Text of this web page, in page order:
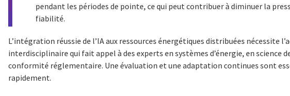
pendant les périodes de pointe, ce qui peut contribuer à diminuer la
fiabilité.
L’intégration réussie de l’IA aux ressources énergétiques distribuées nécessite
interdisciplinaire qui fait appel à des experts en systèmes d’énergie, en science
conformité réglementaire. Une évaluation et une adaptation continues sont
rapidement.